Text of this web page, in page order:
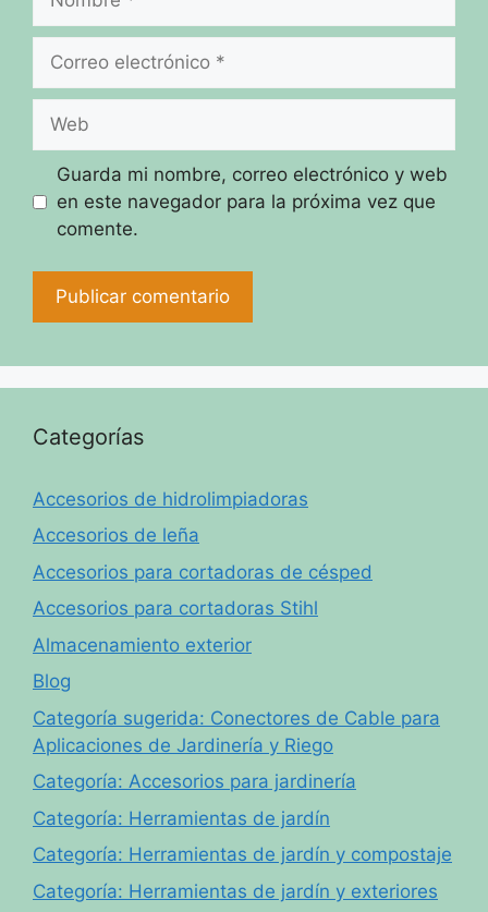
Correo
Web
Guarda mi nombre, correo electrónico y web
en este navegador para la próxima vez que
comente.
Categorías
Accesorios de hidrolimpiadoras
Accesorios de leña
Accesorios para cortadoras de césped
Accesorios para cortadoras Stihl
Almacenamiento exterior
Blog
Categoría sugerida: Conectores de Cable para
Aplicaciones de Jardinería y Riego
Categoría: Accesorios para jardinería
Categoría: Herramientas de jardín
Categoría: Herramientas de jardín y compostaje
Categoría: Herramientas de jardín y exteriores